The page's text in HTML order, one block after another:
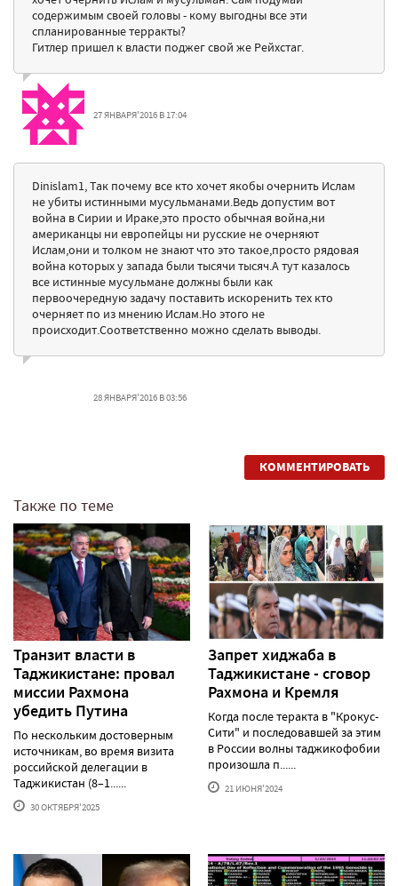
содержимым своей головы - кому выгодны все эти
спланированные терракты?
Гитлер пришел к власти поджег свой же Рейхстаг.
27 ЯНВАРЯ'2016 В 17:04
Dinislam1, Так почему все кто хочет якобы очернить Ислам
не убиты истинными мусульманами.Ведь допустим вот
война в Сирии и Ираке,это просто обычная война,ни
американцы ни европейцы ни русские не очерняют
Ислам,они и толком не знают что это такое,просто рядовая
война которых у запада были тысячи тысяч.А тут казалось
все истинные мусульмане должны были как
первоочередную задачу поставить искоренить тех кто
очерняет по из мнению Ислам.Но этого не
происходит.Соответственно можно сделать выводы.
28 ЯНВАРЯ'2016 В 03:56
КОММЕНТИРОВАТЬ
Также по теме
Транзит власти в
Таджикистане: провал
миссии Рахмона
убедить Путина
По нескольким достоверным
источникам, во время визита
российской делегации в
Таджикистан (8–1......
30 ОКТЯБРЯ'2025
Запрет хиджаба в
Таджикистане - сговор
Рахмона и Кремля
Когда после теракта в "Крокус-
Сити" и последовавшей за этим
в России волны таджикофобии
произошла п......
21 ИЮНЯ'2024